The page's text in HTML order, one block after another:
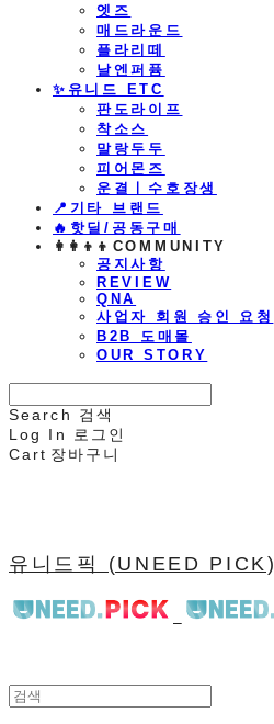
엣즈
매드라운드
플라리떼
날엔퍼퓸
​✨유니드 ETC
판도라이프
착소스
말랑두두
피어몬즈
운결ㅣ수호장생
📍기타 브랜드
🔥핫딜/공동구매
👩‍👩‍👦‍👦COMMUNITY
공지사항
REVIEW
QNA
사업자 회원 승인 요청
B2B 도매몰
OUR STORY
Search
검색
Log In
로그인
Cart 장바구니
유니드픽 (UNEED PICK)